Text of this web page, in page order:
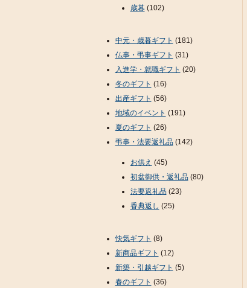
歳暮(102)
中元・歳暮ギフト (181)
仏事・弔事ギフト (31)
入進学・就職ギフト (20)
冬のギフト (16)
出産ギフト (56)
地域のイベント (191)
夏のギフト (26)
弔事・法要返礼品(142)
お供え (45)
初盆御供・返礼品(80)
法要返礼品(23)
香典返し (25)
快気ギフト (8)
新商品ギフト (12)
新築・引越ギフト (5)
春のギフト (36)